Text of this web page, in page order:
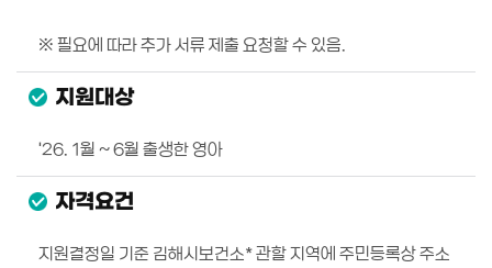
※ 필요에 따라 추가 서류 제출 요청할 수 있음.
지원대상
'26. 1월 ~ 6월 출생한 영아
자격요건
지원결정일 기준 김해시보건소* 관할 지역에 주민등록상 주소